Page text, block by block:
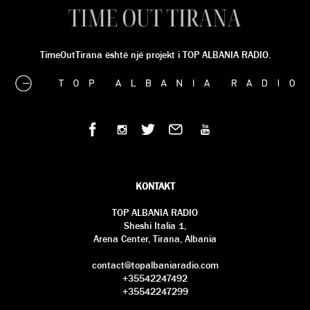
TimeOutTirana është një projekt i TOP ALBANIA RADIO.
KONTAKT
TOP ALBANIA RADIO
Sheshi Italia 1,
Arena Center, Tirana, Albania
contact@topalbaniaradio.com
+35542247492
+35542247299